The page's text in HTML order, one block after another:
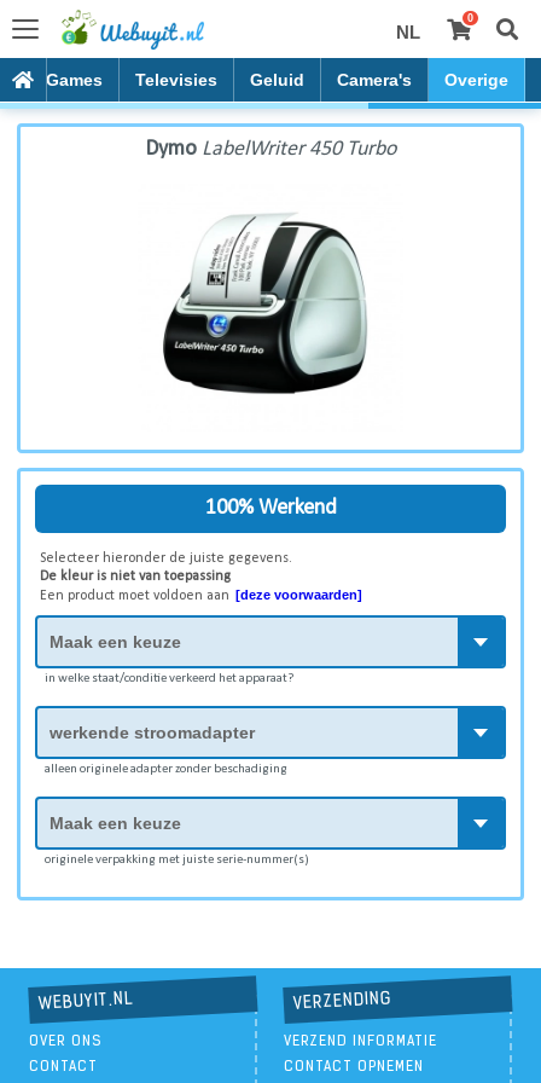
NL
0
Games Televisies Geluid Camera's Overige
Dymo LabelWriter 450 Turbo
Dymo LabelWriter 450 Turbo
100% Werkend
Selecteer hieronder de juiste gegevens.
De kleur is niet van toepassing
Een product moet voldoen aan [deze voorwaarden]
in welke staat/conditie verkeerd het apparaat?
alleen originele adapter zonder beschadiging
originele verpakking met juiste serie-nummer(s)
WEBUYIT.NL
OVER ONS
CONTACT
VERZENDING
VERZEND INFORMATIE
CONTACT OPNEMEN